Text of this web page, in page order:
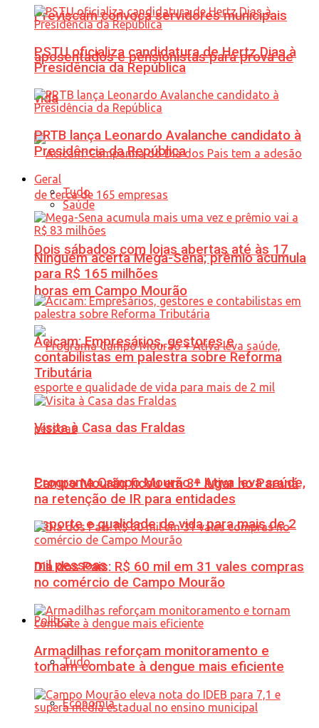
Previscam convoca servidores municipais
aposentados e pensionistas para prova de
vida
Dois sábados com lojas abertas até às 17
horas em Campo Mourão
Programa Campo Mourão + Ativa leva saúde,
esporte e qualidade de vida para mais de 2
mil pessoas
Política
Tudo
Economia
PSTU oficializa candidatura de Hertz Dias à
Presidência da República
PRTB lança Leonardo Avalanche candidato à
Presidência da República
Geral
Tudo
Saúde
Ninguém acerta Mega-Sena; prêmio acumula
para R$ 165 milhões
Acicam: Empresários, gestores e
contabilistas em palestra sobre Reforma
Tributária
Visita à Casa das Fraldas
Campo Mourão ficou em 3º lugar no Paraná
na retenção de IR para entidades
Dia dos Pais: R$ 60 mil em 31 vales compras
no comércio de Campo Mourão
Armadilhas reforçam monitoramento e
tornam combate à dengue mais eficiente